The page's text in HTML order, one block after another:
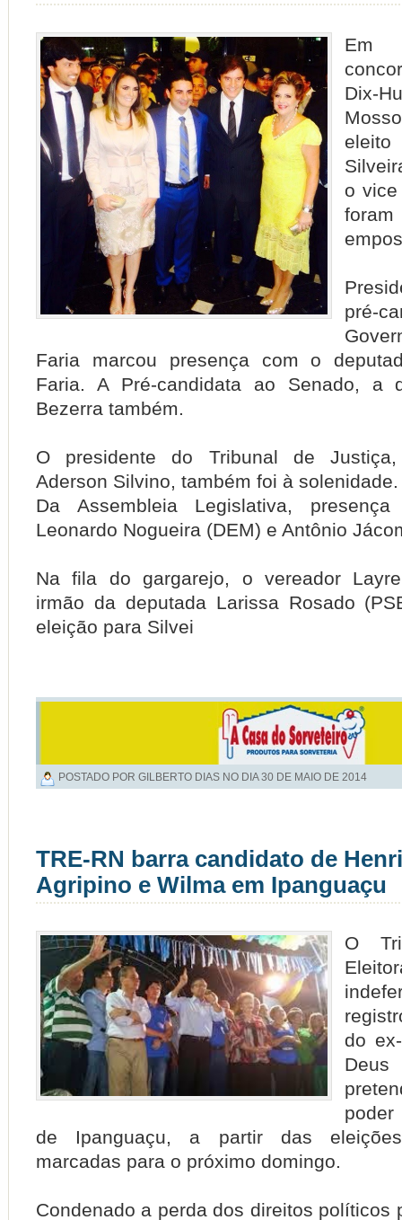
Em
Dix-
eleito
o
pré-
Faria marcou presença com o
Faria. A Pré-candidata ao Senado, a
Bezerra também.
O presidente do Tribunal de Justiça,
Aderson Silvino, também foi à solenidade.
Da Assembleia Legislativa,
Leonardo Nogueira (DEM) e Antônio
Na fila do gargarejo, o vereador
irmão da deputada Larissa Rosado
eleição para Silvei
POSTADO POR GILBERTO DIAS NO DIA30 DE MAIO DE 2014
TRE-RN barra candidato de
Agripino e Wilma em Ipanguaçu
O
do
de Ipanguaçu, a partir das eleições
marcadas para o próximo domingo.
Condenado a perda dos direitos políticos